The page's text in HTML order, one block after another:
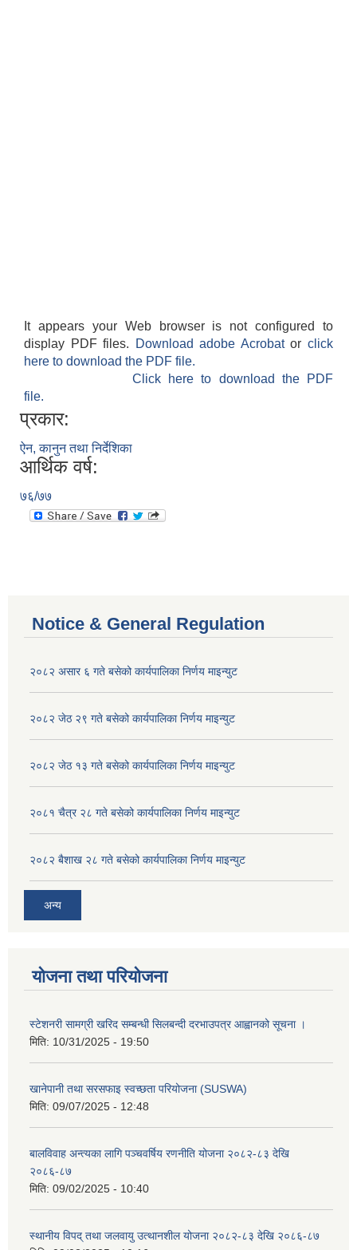
It appears your Web browser is not configured to
display PDF files.
Download adobe Acrobatorclick
here to download the PDF file.
Click here to download the PDF
file.
प्रकार:
ऐन, कानुन तथा निर्देशिका
आर्थिक वर्ष:
७६/७७
Notice & General Regulation
२०८२ असार ६ गते बसेको कार्यपालिका निर्णय माइन्युट
२०८२ जेठ २९ गते बसेको कार्यपालिका निर्णय माइन्युट
२०८२ जेठ १३ गते बसेको कार्यपालिका निर्णय माइन्युट
२०८१ चैत्र २८ गते बसेको कार्यपालिका निर्णय माइन्युट
२०८२ बैशाख २८ गते बसेको कार्यपालिका निर्णय माइन्युट
अन्य
योजना तथा परियोजना
स्टेशनरी सामग्री खरिद सम्बन्धी सिलबन्दी दरभाउपत्र आह्वानको सूचना ।
मिति: 10/31/2025 - 19:50
खानेपानी तथा सरसफाइ स्वच्छता परियोजना (SUSWA)
मिति: 09/07/2025 - 12:48
बालविवाह अन्त्यका लागि पञ्चवर्षिय रणनीति योजना २०८२-८३ देखि
२०८६-८७
मिति: 09/02/2025 - 10:40
स्थानीय विपद् तथा जलवायु उत्थानशील योजना २०८२-८३ देखि २०८६-८७